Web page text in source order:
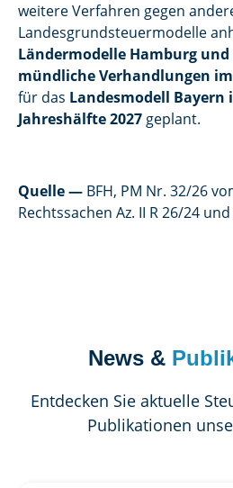
weitere Verfahren gegen
Landesgrundsteuermodelle
Ländermodelle Hamburg und
mündliche Verhandlungen
für das Landesmodell Bayern
Jahreshälfte 2027 geplant.
Quelle— BFH, PM Nr. 32/26
Rechtssachen Az. II R 26/24 und
News &
Entdecken Sie aktuelle
Publikationen